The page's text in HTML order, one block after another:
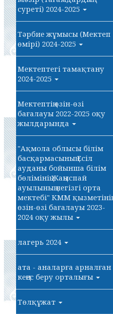
суреті) 2024-2025
Тәрбие жұмысы (Мектеп
өмірі) 2024-2025
Мектептегі тамақтану
2024-2025
Мектептің өзін-өзі
бағалауы 2022-2025 оқу
жылдарында
"Ақмола облысы білім
басқармасының Есіл
ауданы бойынша білім
бөлімінің Жаңыспай
ауылының негізгі орта
мектебі" КММ қызметінің
өзін-өзі бағалауы 2023-
2024 оқу жылы
лагерь 2024
ата - аналарға арналған
кеңес беру орталығы
Төлқұжат